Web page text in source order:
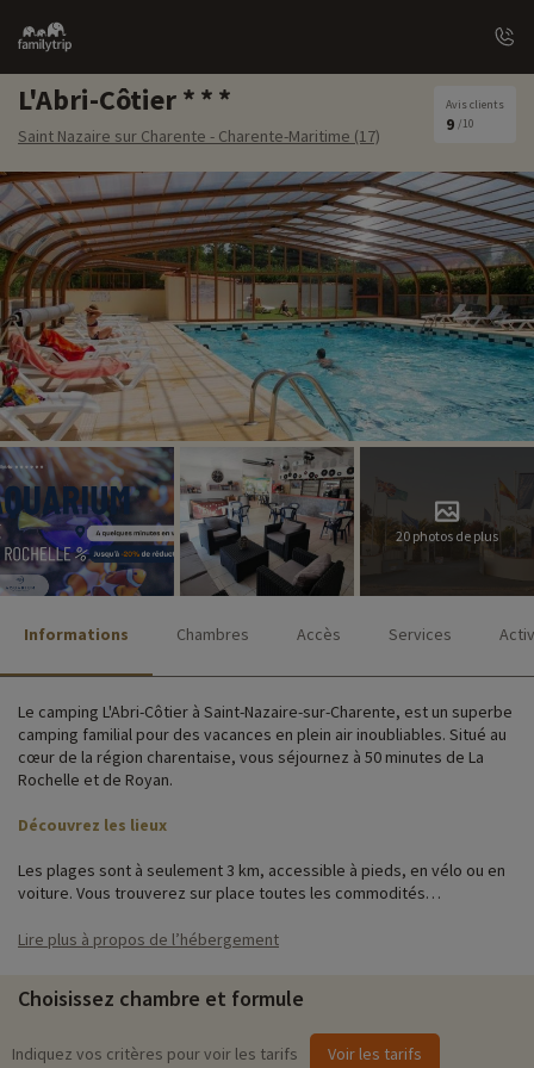
Family
trip
L'Abri-Côtier
Saint Nazaire sur Charente - Charente-Maritime (17)
Avis clients
9 /10
20 photos de plus
Informations Chambres Accès Services
Le camping L'Abri-Côtier à Saint-Nazaire-sur-Charente, est un superbe
camping familial pour des vacances en plein air inoubliables. Situé au
cœur de la région charentaise, vous séjournez à 50 minutes de La
Rochelle et de Royan.
Découvrez les lieux
Les plages sont à seulement 3 km, accessible à pieds, en vélo ou en
voiture. Vous trouverez sur place toutes les commodités
club enfants, parking, accès wifi…
équilibre entre confort et immersion dans la nature quel que soit le
choix d'hébergement : tentes, mobil-homes ou chalets. Chaque
option d'hébergement est pensée pour répondre aux besoins divers
Lire plus à propos de l’hébergement
Choisissez chambre et formule
Indiquez vos critères pour voir les tarifs Voir les tarifs